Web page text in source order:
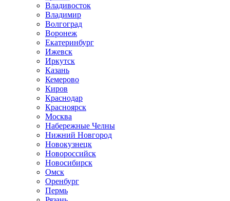
Владивосток
Владимир
Волгоград
Воронеж
Екатеринбург
Ижевск
Иркутск
Казань
Кемерово
Киров
Краснодар
Красноярск
Москва
Набережные Челны
Нижний Новгород
Новокузнецк
Новороссийск
Новосибирск
Омск
Оренбург
Пермь